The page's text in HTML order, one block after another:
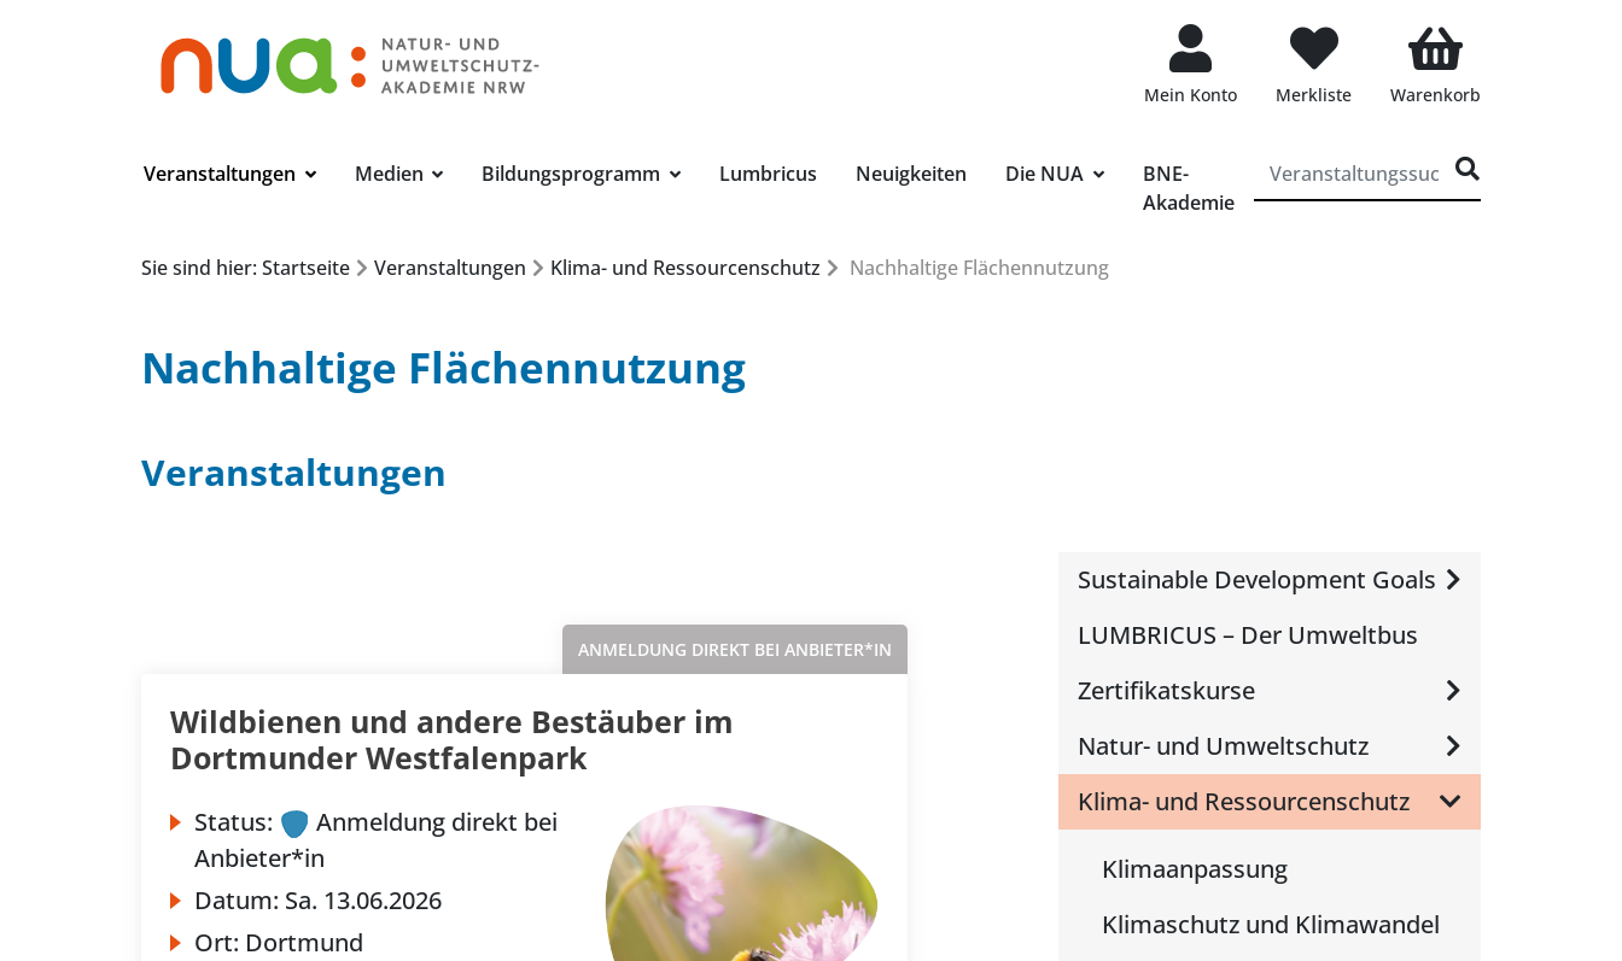
Mein Konto Merkliste Warenkorb
Veranstaltungen Medien Bildungsprogramm Lumbricus Neuigkeiten Die NUA
BNE-
Akademie
Sie sind hier: Startseite Veranstaltungen Klima- und Ressourcenschutz Nachhaltige Flächennutzung
Nachhaltige Flächennutzung
Veranstaltungen
ANMELDUNG DIREKT BEI ANBIETER*IN
Wildbienen und andere Bestäuber im
Dortmunder Westfalenpark
Status:
Anmeldung direkt bei
Anbieter*in
Datum: Sa. 13.06.2026
Ort: Dortmund
Sustainable Development Goals
LUMBRICUS – Der Umweltbus
Zertifikatskurse
Natur- und Umweltschutz
Klima- und Ressourcenschutz
Klimaanpassung
Klimaschutz und Klimawandel